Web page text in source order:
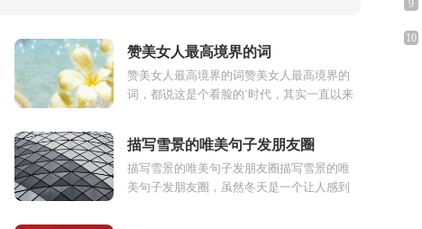
赞美女人最高境界的词
赞美女人最高境界的词赞美女人最高境界的
词，都说这是个看脸的`时代，其实一直以来
描写雪景的唯美句子发朋友圈
描写雪景的唯美句子发朋友圈描写雪景的唯
美句子发朋友圈，虽然冬天是一个让人感到
9
10